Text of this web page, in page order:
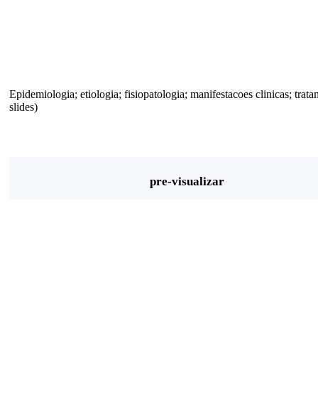
Epidemiologia; etiologia; fisiopatologia; manifestacoes clinicas;
slides)
pre-visualizar